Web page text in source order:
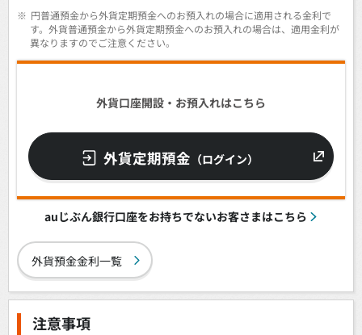
※ 円普通預金から外貨定期預金へのお預入れの場合に適用される金利で
す。外貨普通預金から外貨定期預金へのお預入れの場合は、適用金利が
異なりますのでご注意ください。
外貨口座開設・お預入れはこちら
外貨定期預金 （ログイン）
auじぶん銀行口座をお持ちでないお客さまはこちら
外貨預金金利一覧
注意事項